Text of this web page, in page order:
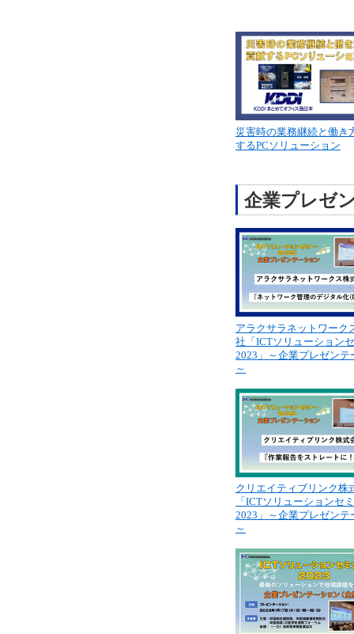
災害時の業務継続と働き
するPCソリューション
企業プレゼ
アラクサラネットワーク
社「ICTソリューション
2023」～企業プレゼンテ
～
クリエイティブリンク株
「ICTソリューションセ
2023」～企業プレゼンテ
～